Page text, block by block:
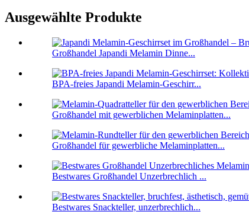
Ausgewählte Produkte
Großhandel Japandi Melamin Dinne...
BPA-freies Japandi Melamin-Geschirr...
Großhandel mit gewerblichen Melaminplatten...
Großhandel für gewerbliche Melaminplatten...
Bestwares Großhandel Unzerbrechlich ...
Bestwares Snackteller, unzerbrechlich...